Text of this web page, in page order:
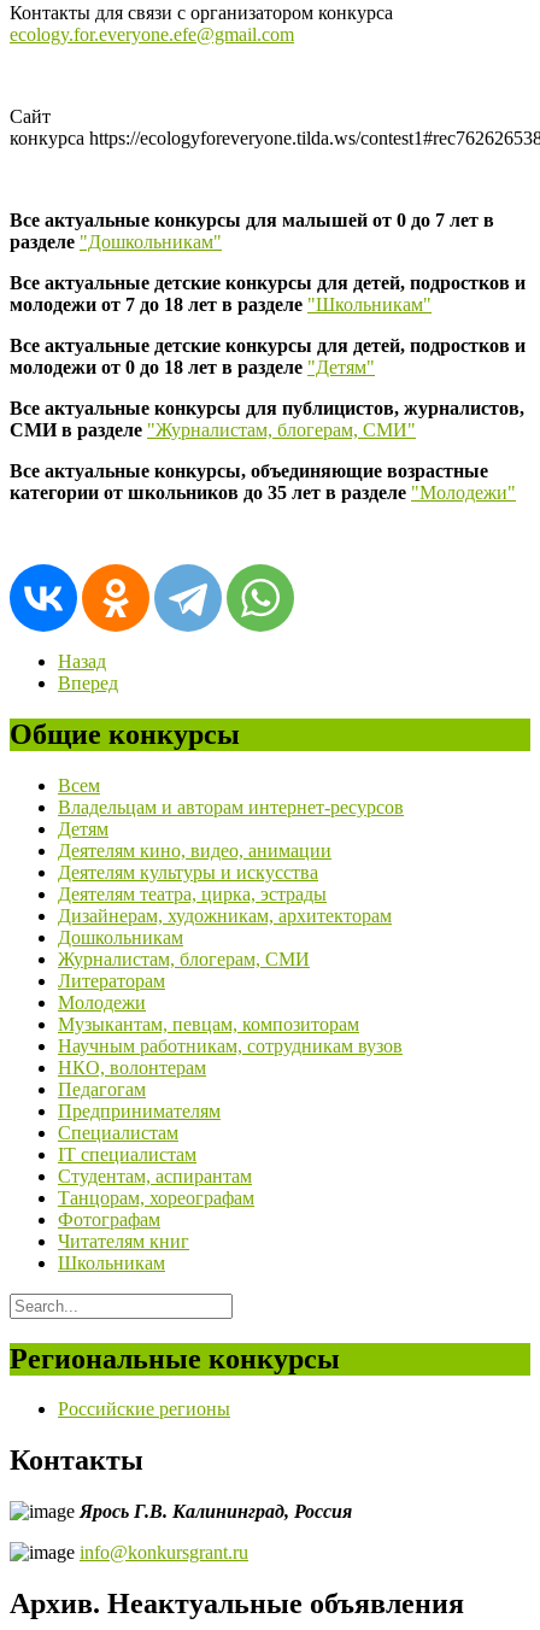
Контакты для связи с организатором конкурса
ecology.for.everyone.efe@gmail.com
Сайт
конкурса https://ecologyforeveryone.tilda.ws/
Все актуальные конкурсы для малышей от 0 до 7 лет в
разделе "Дошкольникам"
Все актуальные детские конкурсы для детей, подростков и
молодежи от 7 до 18 лет в разделе "Школьникам"
Все актуальные детские конкурсы для детей, подростков и
молодежи от 0 до 18 лет в разделе "Детям"
Все актуальные конкурсы для публицистов, журналистов,
СМИ в разделе "Журналистам, блогерам, СМИ"
Все актуальные конкурсы, объединяющие возрастные
категории от школьников до 35 лет в разделе "Молодежи"
Назад
Вперед
Общие конкурсы
Всем
Владельцам и авторам интернет-ресурсов
Детям
Деятелям кино, видео, анимации
Деятелям культуры и искусства
Деятелям театра, цирка, эстрады
Дизайнерам, художникам, архитекторам
Дошкольникам
Журналистам, блогерам, СМИ
Литераторам
Молодежи
Музыкантам, певцам, композиторам
Научным работникам, сотрудникам вузов
НКО, волонтерам
Педагогам
Предпринимателям
Специалистам
IT специалистам
Студентам, аспирантам
Танцорам, хореографам
Фотографам
Читателям книг
Школьникам
Региональные конкурсы
Российские регионы
Контакты
Ярось Г.В. Калининград, Россия
info@konkursgrant.ru
Архив. Неактуальные объявления